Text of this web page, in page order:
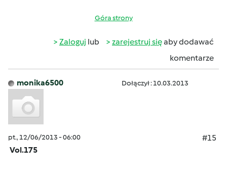
Góra strony
Zaloguj lub zarejestruj sięaby dodawać
komentarze
monika6500 Dołączył : 10.03.2013
pt., 12/06/2013 - 06:00
#15
Vol.175